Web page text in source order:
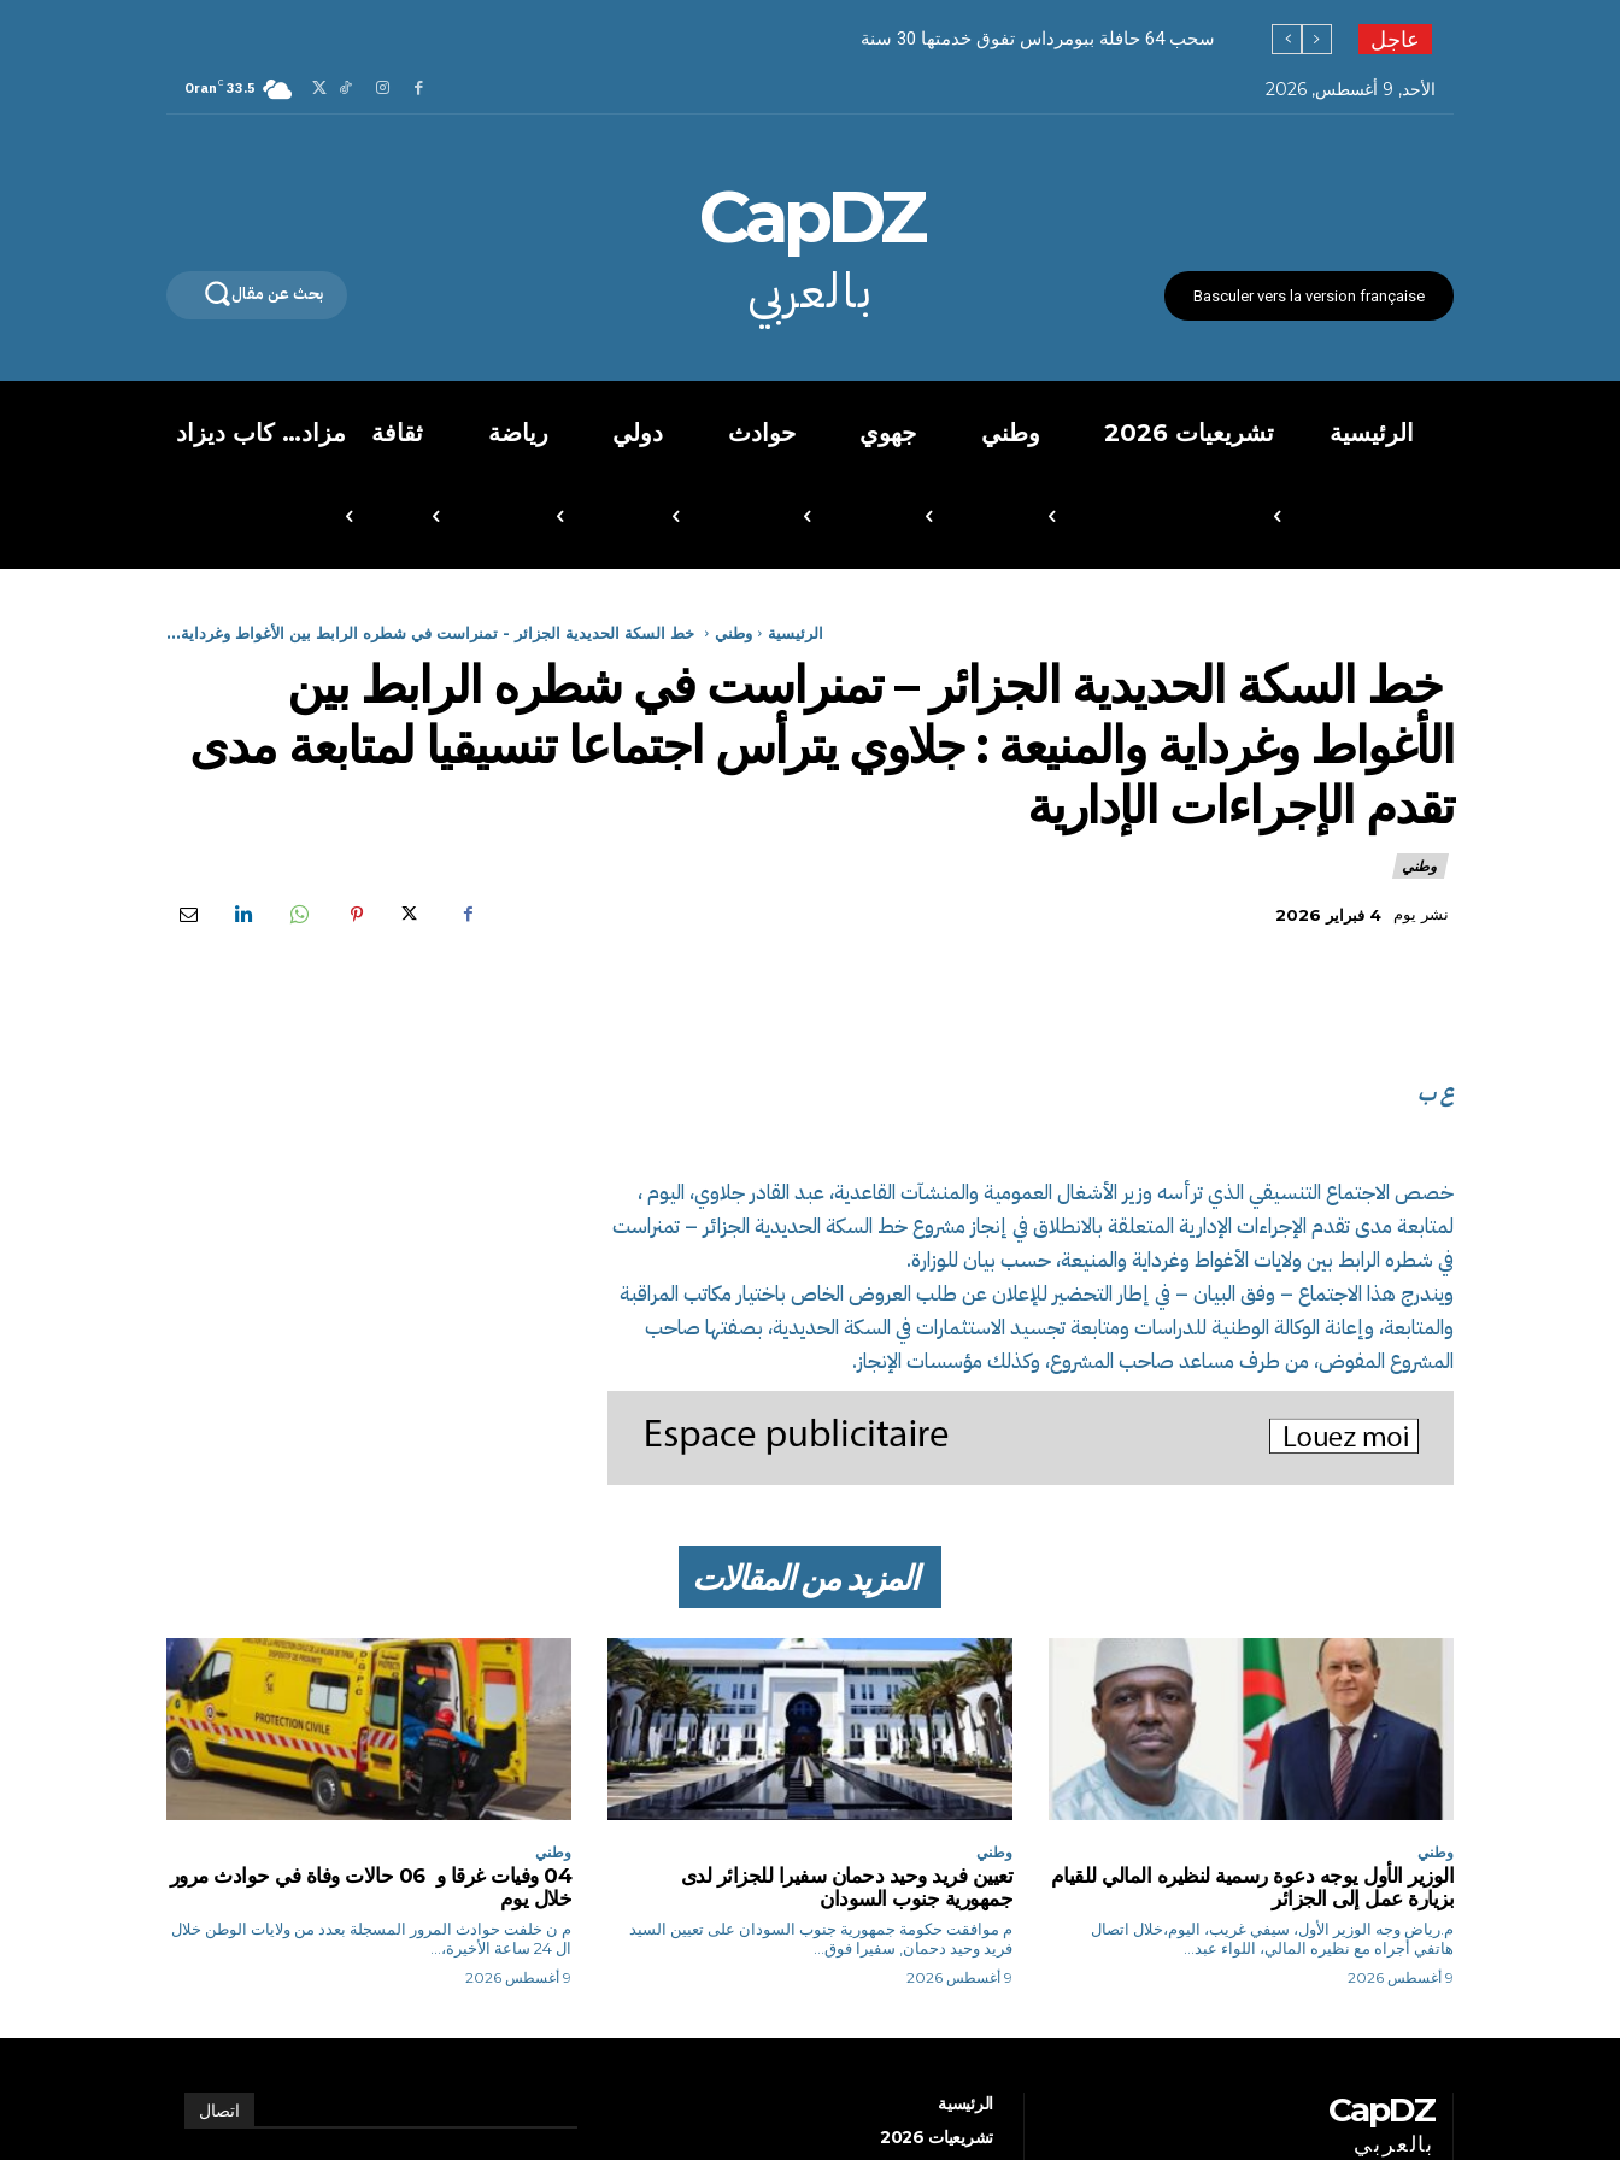
عاجل سحب 64 حافلة ببومرداس تفوق خدمتها 30 سنة
الأحد, 9 أغسطس, 2026 33.5
C
Oran
Basculer vers la version française
CapDZ
بالعربي بحث عن مقال
الرئيسية تشريعيات 2026 وطني جهوي حوادث دولي رياضة ثقافة مزاد… كاب ديزاد
الرئيسية وطني خط السكة الحديدية الجزائر - تمنراست في شطره الرابط بين الأغواط وغرداية...
خط السكة الحديدية الجزائر – تمنراست في شطره الرابط بين
الأغواط وغرداية والمنيعة : جلاوي يترأس اجتماعا تنسيقيا لمتابعة مدى
تقدم الإجراءات الإدارية
وطني
نشر يوم 4 فبراير 2026
ع ب
خصص الاجتماع التنسيقي الذي ترأسه وزير الأشغال العمومية والمنشآت القاعدية، عبد القادر جلاوي، اليوم ،
لمتابعة مدى تقدم الإجراءات الإدارية المتعلقة بالانطلاق في إنجاز مشروع خط السكة الحديدية الجزائر – تمنراست
في شطره الرابط بين ولايات الأغواط وغرداية والمنيعة، حسب بيان للوزارة.
ويندرج هذا الاجتماع – وفق البيان – في إطار التحضير للإعلان عن طلب العروض الخاص باختيار مكاتب المراقبة
والمتابعة، وإعانة الوكالة الوطنية للدراسات ومتابعة تجسيد الاستثمارات في السكة الحديدية، بصفتها صاحب
المشروع المفوض، من طرف مساعد صاحب المشروع، وكذلك مؤسسات الإنجاز.
المزيد من المقالات
وطني
الوزير الأول يوجه دعوة رسمية لنظيره المالي للقيام
بزيارة عمل إلى الجزائر
م.رياض وجه الوزير الأول، سيفي غريب، اليوم،خلال اتصال
هاتفي أجراه مع نظيره المالي، اللواء عبد...
9 أغسطس 2026
وطني
تعيين فريد وحيد دحمان سفيرا للجزائر لدى
جمهورية جنوب السودان
م موافقت حكومة جمهورية جنوب السودان على تعيين السيد
فريد وحيد دحمان, سفيرا فوق...
9 أغسطس 2026
وطني
04 وفيات غرقا و 06 حالات وفاة في حوادث مرور
خلال يوم
م ن خلفت حوادث المرور المسجلة بعدد من ولايات الوطن خلال
ال 24 ساعة الأخيرة،...
9 أغسطس 2026
CapDZ
بالعربي
الرئيسية
تشريعيات 2026
اتصال